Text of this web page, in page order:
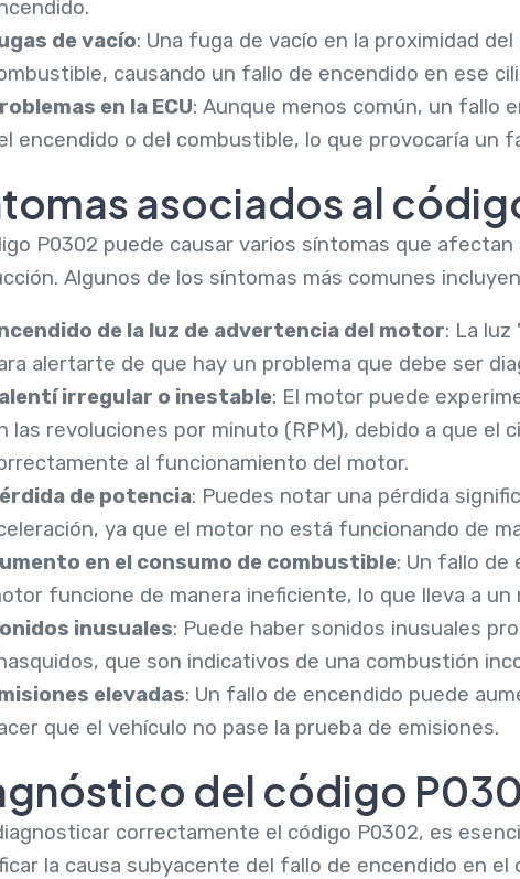
de vacío: Una fuga de vacío en la proximidad
causando un fallo de encendido en ese
en la ECU: Aunque menos común, un fallo
encendido o del combustible, lo que provocaría un
asociados al
P0302 puede causar varios síntomas que
Algunos de los síntomas más comunes
de la luz de advertencia del motor: La luz
alertarte de que hay un problema que debe ser
irregular o inestable: El motor puede
las revoluciones por minuto (RPM), debido a que el
al funcionamiento del motor.
de potencia: Puedes notar una pérdida
ya que el motor no está funcionando de
en el consumo de combustible: Un fallo de
funcione de manera ineficiente, lo que lleva a
inusuales: Puede haber sonidos inusuales
que son indicativos de una combustión
elevadas: Un fallo de encendido puede
que el vehículo no pase la prueba de emisiones.
del código
correctamente el código P0302, es
la causa subyacente del fallo de encendido en